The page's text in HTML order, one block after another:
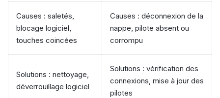
Causes : saletés,
blocage logiciel,
touches coincées
Causes : déconnexion de la
nappe, pilote absent ou
corrompu
Solutions : nettoyage,
déverrouillage logiciel
Solutions : vérification des
connexions, mise à jour des
pilotes